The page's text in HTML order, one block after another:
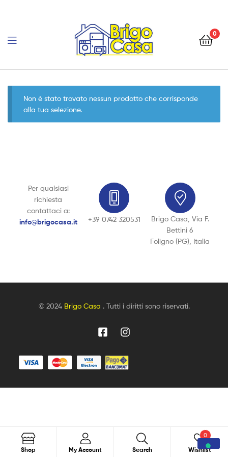
Brigo
Casa
0
Non è stato trovato nessun prodotto che corrisponde
alla tua selezione.
Per qualsiasi
richiesta
contattaci a:
info@brigocasa.it +39 0742 320531
Brigo Casa, Via F.
Bettini 6
Foligno (PG), Italia
© 2024 Brigo Casa . Tutti i diritti sono riservati.
Shop My Account Search Search
Wishlist
0